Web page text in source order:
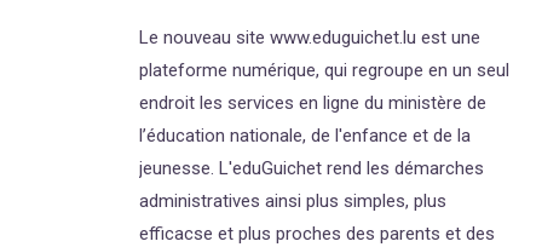
Le nouveau site www.eduguichet.lu est une
plateforme numérique, qui regroupe en un seul
endroit les services en ligne du ministère de
l’éducation nationale, de l'enfance et de la
jeunesse. L'eduGuichet rend les démarches
administratives ainsi plus simples, plus
efficacse et plus proches des parents et des